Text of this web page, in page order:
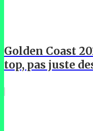
Golden Coast
top, pas juste